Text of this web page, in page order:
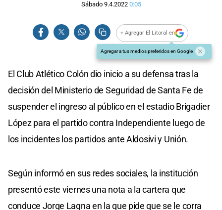
Sábado 9.4.2022 0:05
+ Agregar El Litoral en
Agregar a tus medios preferidos en Google
El Club Atlético Colón dio inicio a su defensa tras la
decisión del Ministerio de Seguridad de Santa Fe de
suspender el ingreso al público en el estadio Brigadier
López para el partido contra Independiente luego de
los incidentes los partidos ante Aldosivi y Unión.
Según informó en sus redes sociales, la institución
presentó este viernes una nota a la cartera que
conduce Jorge Lagna en la que pide que se le corra